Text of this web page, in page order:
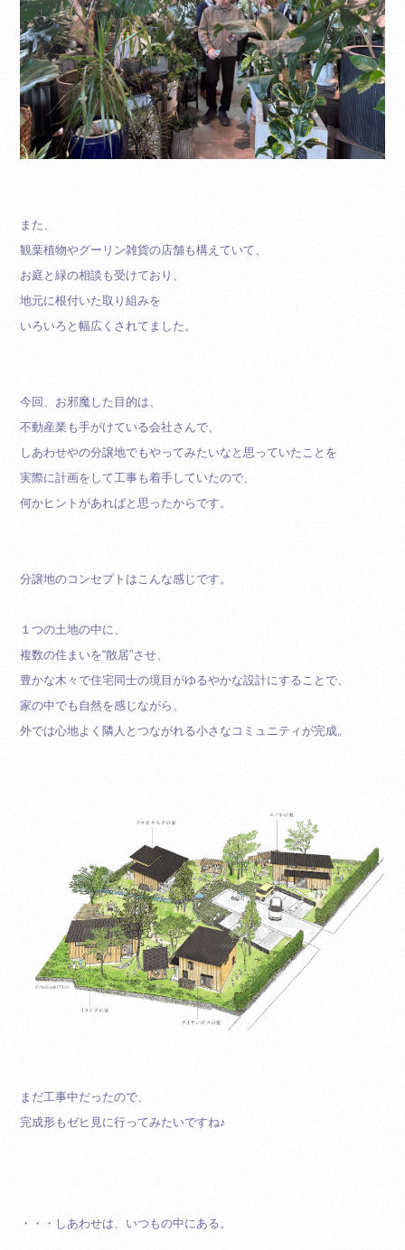
また、
観葉植物やグーリン雑貨の店舗も構えていて、
お庭と緑の相談も受けており、
地元に根付いた取り組みを
いろいろと幅広くされてました。
今回、お邪魔した目的は、
不動産業も手がけている会社さんで、
しあわせやの分譲地でもやってみたいなと思っていたことを
実際に計画をして工事も着手していたので、
何かヒントがあればと思ったからです。
分譲地のコンセプトはこんな感じです。
１つの土地の中に、
複数の住まいを“散居”させ、
豊かな木々で住宅同士の境目がゆるやかな設計にすることで、
家の中でも自然を感じながら、
外では心地よく隣人とつながれる小さなコミュニティが完成。
まだ工事中だったので、
完成形もゼヒ見に行ってみたいですね♪
・・・しあわせは、いつもの中にある。